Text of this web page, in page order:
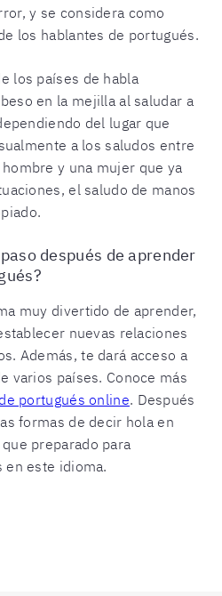
y se considera como
los hablantes de portugués.
los países de habla
en la mejilla al saludar a
del lugar que
a los saludos entre
y una mujer que ya
el saludo de manos
después de aprender
muy divertido de aprender,
nuevas relaciones
Además, te dará acceso a
varios países. Conoce más
portugués online. Después
formas de decir hola en
preparado para
en este idioma.